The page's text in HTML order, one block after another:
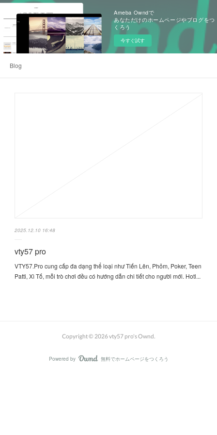
Ameba Owndで
あなただけのホームページやブログをつ
くろう
今すぐ試す
Blog
2025.12.10 16:48
vty57 pro
VTY57.Pro cung cấp đa dạng thể loại như Tiến Lên, Phỏm, Poker, Teen
Patti, Xì Tố, mỗi trò chơi đều có hướng dẫn chi tiết cho người mới. Hotl...
Copyright © 2026vty57 pro's Ownd.
Powered by AmebaOwnd
無料でホームページをつくろう